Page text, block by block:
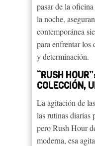
pasar de la
la noche,
contemporánea
para enfrentar los
y determinación.
“RUSH
COLECCIÓN,
La agitación de
las rutinas diarias
pero Rush Hour
moderna, esa